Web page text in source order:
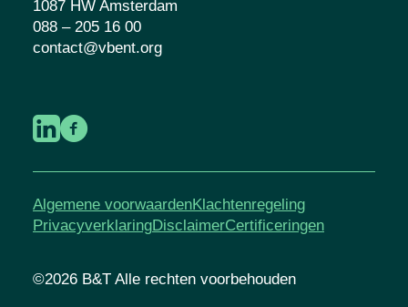
1087 HW Amsterdam
088 – 205 16 00
contact@vbent.org
Algemene voorwaardenKlachtenregeling
PrivacyverklaringDisclaimerCertificeringen
©2026 B&T Alle rechten voorbehouden